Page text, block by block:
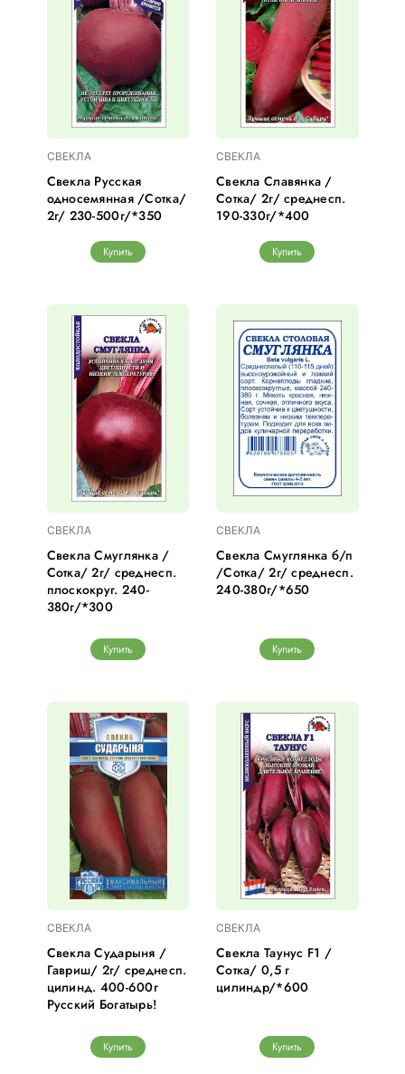
СВЕКЛА
Свекла Русская
односемянная /Сотка/
2г/ 230-500г/*350
Купить
СВЕКЛА
Свекла Славянка /
Сотка/ 2г/ среднесп.
190-330г/*400
Купить
СВЕКЛА
Свекла Смуглянка /
Сотка/ 2г/ среднесп.
плоскокруг. 240-
380г/*300
Купить
СВЕКЛА
Свекла Смуглянка б/п
/Сотка/ 2г/ среднесп.
240-380г/*650
Купить
СВЕКЛА
Свекла Сударыня /
Гавриш/ 2г/ среднесп.
цилинд. 400-600г
Русский Богатырь!
Купить
СВЕКЛА
Свекла Таунус F1 /
Сотка/ 0,5 г
цилиндр/*600
Купить